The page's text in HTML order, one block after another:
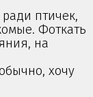
птичек,
Фоткать
на
хочу